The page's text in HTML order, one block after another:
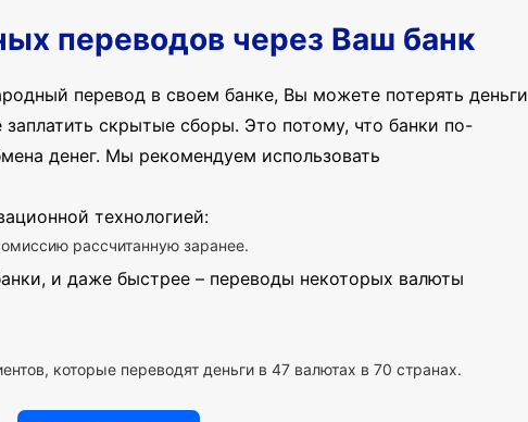
переводов через Ваш банк
перевод в своем банке, Вы можете потерять деньги
заплатить скрытые сборы. Это потому, что банки по-
денег. Мы рекомендуем использовать
технологией:
рассчитанную заранее.
и даже быстрее – переводы некоторых валюты
которые переводят деньги в 47 валютах в 70 странах.